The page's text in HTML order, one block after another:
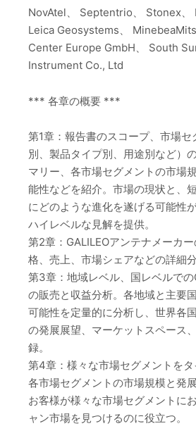
NovAtel、 Septentrio、 Stonex、
Leica Geosystems、
Center Europe GmbH、 South
Instrument Co., Ltd
*** 各章の概要 ***
第1章：報告書のスコープ、市場
別、製品タイプ別、用途別など）
マリー、各市場セグメントの市場
能性などを紹介。市場の現状と、
にどのような進化を遂げる可能性
ハイレベルな見解を提供。
第2章：GALILEOアンテナメーカ
格、売上、市場シェアなどの詳細分
第3章：地域レベル、国レベルでの
の販売と収益分析。各地域と主要
可能性を定量的に分析し、世界各
の発展展望、マーケットスペース
録。
第4章：様々な市場セグメントをタ
各市場セグメントの市場規模と発
お客様が様々な市場セグメントに
ャン市場を見つけるのに役立つ。